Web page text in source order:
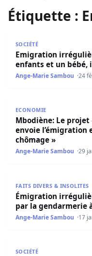
Étiquette :
SOCIÉTÉ
Emigration
enfants et un bébé,
Ange-Marie Sambou 24
ECONOMIE
Mbodiène: Le projet
envoie l’émigration
chômage »
Ange-Marie Sambou 29
FAITS DIVERS & INSOLITES
Émigration
par la gendarmerie
Ange-Marie Sambou 17
SOCIÉTÉ